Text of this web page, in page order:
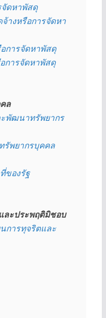
ดหาพัสดุ
างหรือการจัดหา
การจัดหาพัสดุ
การจัดหาพัสดุ
ล
พัฒนาทรัพยากร
รัพยากรบุคคล
ของรัฐ
ละประพฤติมิชอบ
การทุจริตและ